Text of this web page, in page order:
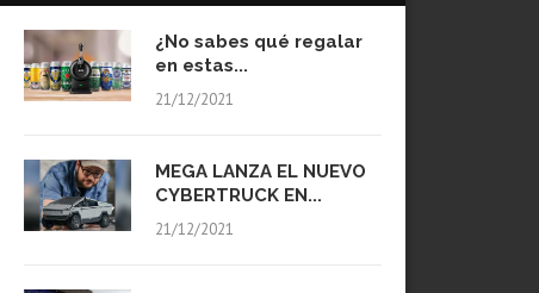
¿No sabes qué regalar
en estas...
21/12/2021
MEGA LANZA EL NUEVO
CYBERTRUCK EN...
21/12/2021